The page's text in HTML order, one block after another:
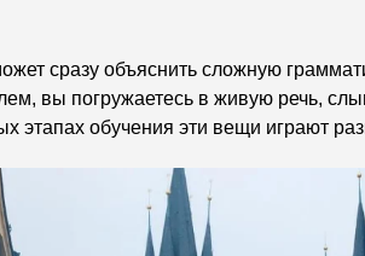
сразу объяснить сложную
вы погружаетесь в живую речь,
этапах обучения эти вещи играют